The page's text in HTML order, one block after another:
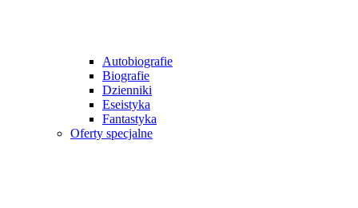
Autobiografie
Biografie
Dzienniki
Eseistyka
Fantastyka
Oferty specjalne